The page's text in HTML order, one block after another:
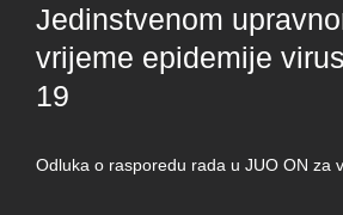
Jedinstvenom
vrijeme epidemije
19
Odluka o rasporedu rada u JUO ON za